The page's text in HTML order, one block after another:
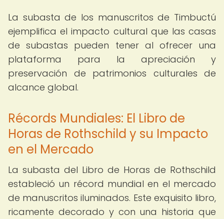
La subasta de los manuscritos de Timbuctú
ejemplifica el impacto cultural que las casas
de subastas pueden tener al ofrecer una
plataforma para la apreciación y
preservación de patrimonios culturales de
alcance global.
Récords Mundiales: El Libro de
Horas de Rothschild y su Impacto
en el Mercado
La subasta del Libro de Horas de Rothschild
estableció un récord mundial en el mercado
de manuscritos iluminados. Este exquisito libro,
ricamente decorado y con una historia que